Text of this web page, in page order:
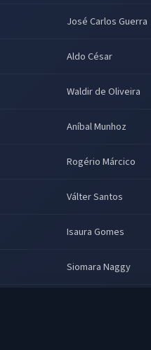
José Carlos Guerra
Aldo César
Waldir de Oliveira
Aníbal Munhoz
Rogério Márcico
Válter Santos
Isaura Gomes
Siomara Naggy